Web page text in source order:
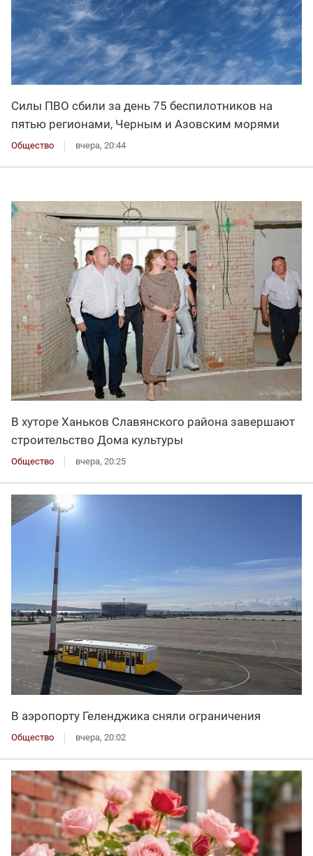
Силы ПВО сбили за день 75 беспилотников на
пятью регионами, Черным и Азовским морями
Общество вчера, 20:44
В хуторе Ханьков Славянского района завершают
строительство Дома культуры
Общество вчера, 20:25
В аэропорту Геленджика сняли ограничения
Общество вчера, 20:02